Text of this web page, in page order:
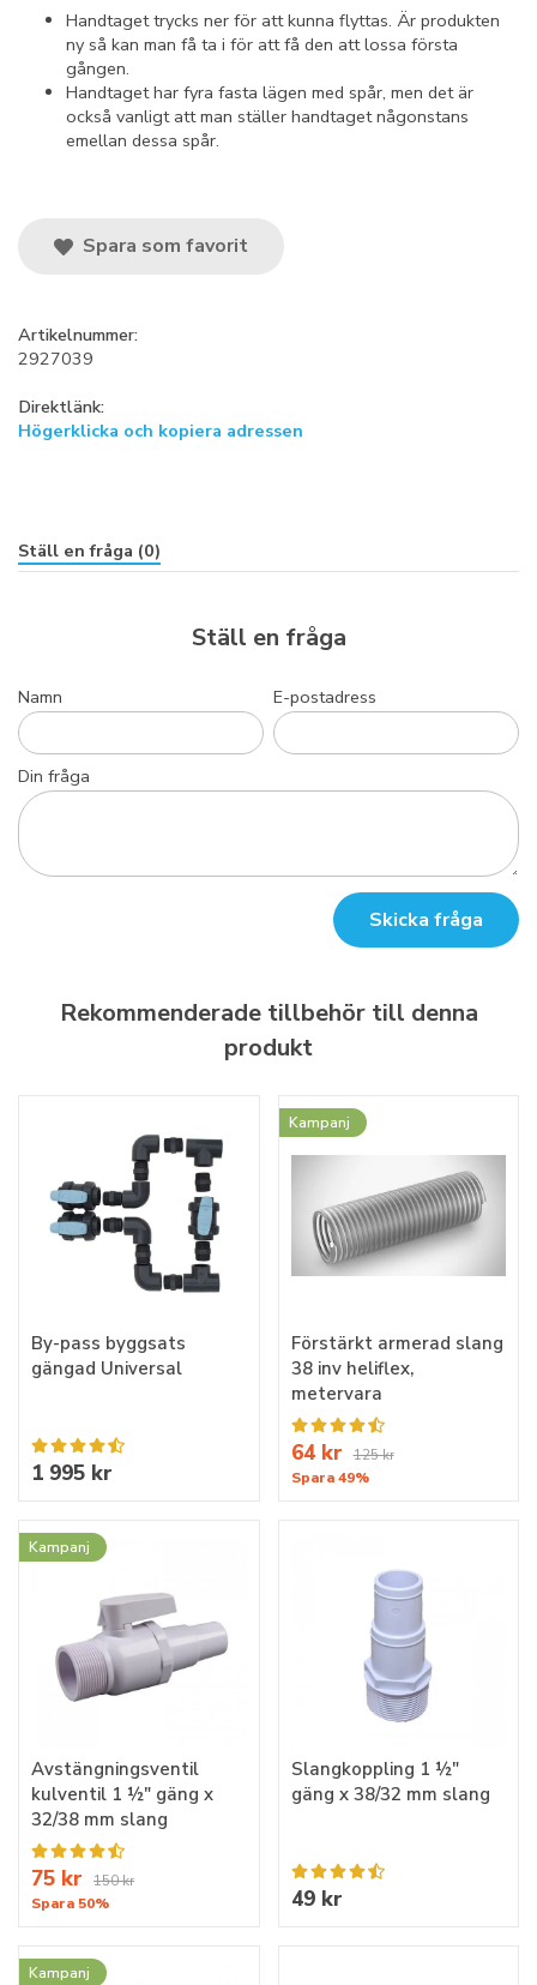
Handtaget trycks ner för att kunna flyttas. Är produkten
ny så kan man få ta i för att få den att lossa första
gången.
Handtaget har fyra fasta lägen med spår, men det är
också vanligt att man ställer handtaget någonstans
emellan dessa spår.
Spara som favorit
Artikelnummer:
2927039
Direktlänk:
Högerklicka och kopiera adressen
Ställ en fråga (0)
Ställ en fråga
Namn E-postadress
Din fråga
Skicka fråga
Rekommenderade tillbehör till denna
produkt
By-pass byggsats
gängad Universal
1 995 kr
Kampanj
Förstärkt armerad slang
38 inv heliflex,
metervara
64 kr 125 kr
Spara 49%
Kampanj
Avstängningsventil
kulventil 1 ½" gäng x
32/38 mm slang
75 kr
150 kr
Spara 50%
Slangkoppling 1 ½"
gäng x 38/32 mm slang
49 kr
Kampanj